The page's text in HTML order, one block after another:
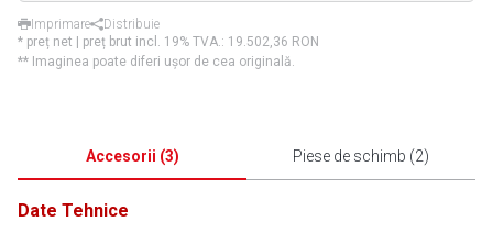
Imprimare
Distribuie
* preț net | preț brut incl. 19% TVA.: 19.502,36 RON
** Imaginea poate diferi ușor de cea originală.
Accesorii (3) Piese de schimb (2)
Date Tehnice